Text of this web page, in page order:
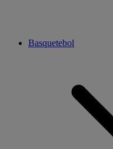
Basquetebol